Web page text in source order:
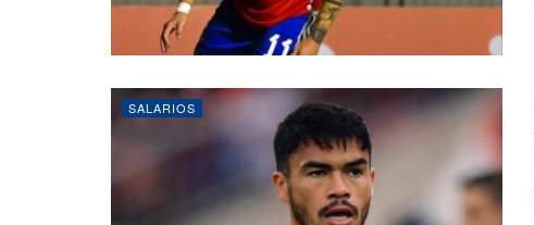
SALARIOS